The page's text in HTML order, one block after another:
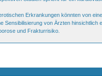
Erkrankungen könnten von
Sensibilisierung von Ärzten
und Frakturrisiko.